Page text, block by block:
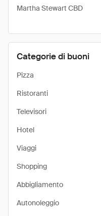
Martha Stewart CBD
Categorie di buoni
Pizza
Ristoranti
Televisori
Hotel
Viaggi
Shopping
Abbigliamento
Autonoleggio